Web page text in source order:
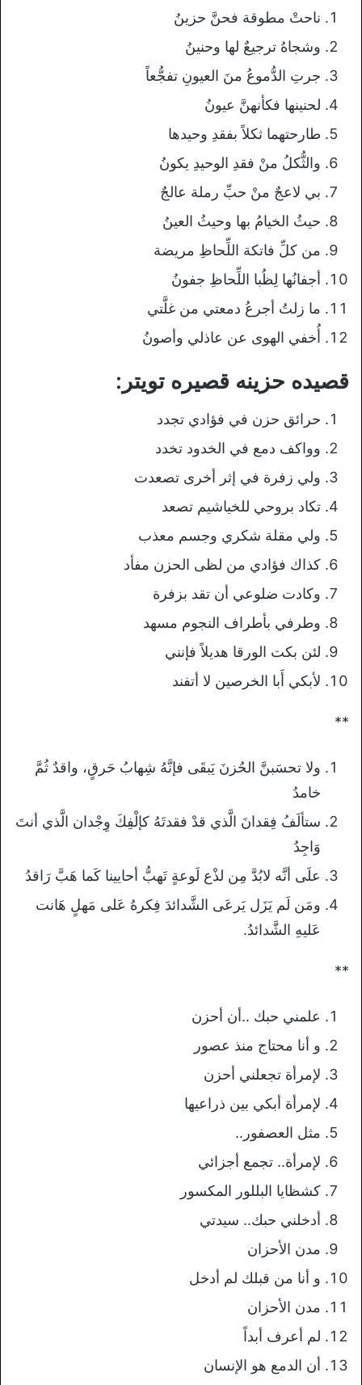
ناحتْ مطوقة فحنَّ حزينُ
وشجاهُ ترجيعٌ لها وحنينُ
جرتِ الدُّموعُ منَ العيونِ تفجُّعاً
لحنينها فكأنهنَّ عيونُ
طارحتهما ثكلاً بفقدِ وحيدها
والثُّكلُ منْ فقدِ الوحيدِ يكونُ
بي لاعجٌ منْ حبِّ رملة عالجٌ
حيثُ الخيامُ بها وحيثُ العينُ
من كلِّ فاتكة اللِّحاظِ مريضة
أجفانُها لِظُبا اللِّحاظِ جفونُ
ما زلتُ أجرعُ دمعتي من غلَّتي
أُخفي الهوى عن عاذلي وأصونُ
قصيده حزينه قصيره تويتر:
حرائق حزن في فؤادي تجدد
وواكف دمع في الخدود تخدد
ولي زفرة في إثر أخرى تصعدت
تكاد بروحي للخياشيم تصعد
ولي مقلة شكري وجسم معذب
كذاك فؤادي من لظى الحزن مفأد
وكادت ضلوعي أن تقد بزفرة
وطرفي بأطراف النجوم مسهد
لئن بكت الورقا هديلاً فإنني
لأبكي أَبا الخرصين لا أتفند
**
ولا تحسَبنَّ الحُزنَ يَبقَى فإنَّهُ شِهابُ حَرقٍ، واقدٌ ثُمَّ
خامدُ
ستألَفُ فِقدانَ الَّذي قدْ فقدتَهُ كإلْفِكَ وِجْدان الَّذي أنتَ
وَاجِدُ
علَى أنَّه لابُدَّ مِن لذْع لَوعةٍ تَهبُّ أحايينا كَما هَبَّ رَاقدُ
ومَن لَم يَزَل يَرعَى الشَّدائدَ فِكرهُ عَلى مَهلٍ هَانت
عَليهِ الشَّدائدُ.
**
علمني حبك ..أن أحزن
و أنا محتاج منذ عصور
لإمرأة تجعلني أحزن
لإمرأة أبكي بين ذراعيها
مثل العصفور..
لإمرأة.. تجمع أجزائي
كشظايا البللور المكسور
أدخلني حبك.. سيدتي
مدن الأحزان
و أنا من قبلك لم أدخل
مدن الأحزان
لم أعرف أبداً
أن الدمع هو الإنسان